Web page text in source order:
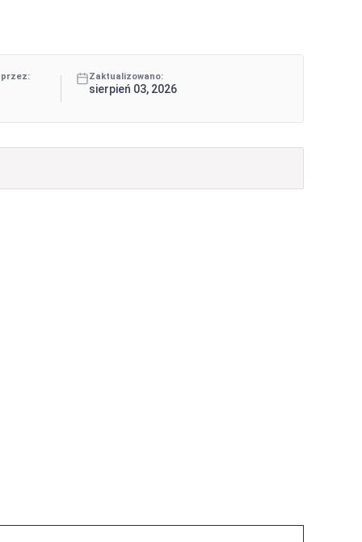
Zaktualizowano:
sierpień 03, 2026